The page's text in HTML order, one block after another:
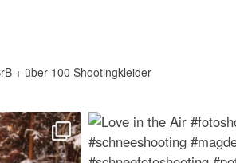
+ über 100 Shootingkleider